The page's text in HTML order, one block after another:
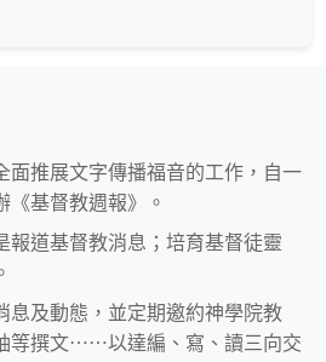
面推展文字傳播福音的工作，自一
《基督教週報》。
報道基督教消息；培育基督徒靈
息及動態，並定期邀約神學院教
等撰文⋯⋯以達編、寫、讀三向交